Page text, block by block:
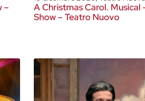
–
A Christmas Carol. Musical
Show – Teatro Nuovo